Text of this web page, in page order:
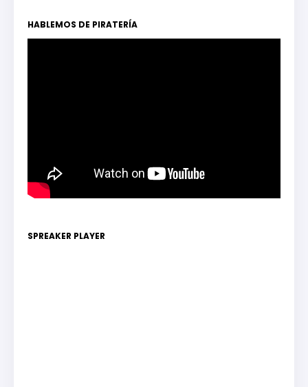
HABLEMOS DE PIRATERÍA
SPREAKER PLAYER